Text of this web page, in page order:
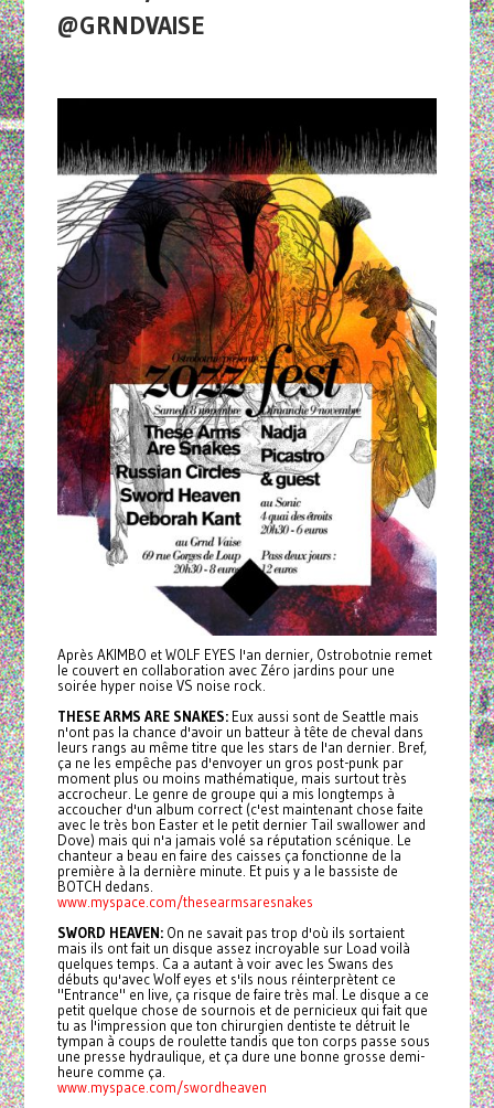
@GRNDVAISE
Après AKIMBO et WOLF EYES l'an dernier, Ostrobotnie remet
le couvert en collaboration avec Zéro jardins pour une
soirée hyper noise VS noise rock.
THESE ARMS ARE SNAKES:Eux aussi sont de Seattle mais
n'ont pas la chance d'avoir un batteur à tête de cheval dans
leurs rangs au même titre que les stars de l'an dernier. Bref,
ça ne les empêche pas d'envoyer un gros post-punk par
moment plus ou moins mathématique, mais surtout très
accrocheur. Le genre de groupe qui a mis longtemps à
accoucher d'un album correct (c'est maintenant chose faite
avec le très bon Easter et le petit dernier Tail swallower and
Dove) mais qui n'a jamais volé sa réputation scénique. Le
chanteur a beau en faire des caisses ça fonctionne de la
première à la dernière minute. Et puis y a le bassiste de
BOTCH dedans.
www.myspace.com/thesearmsaresnakes
SWORD HEAVEN:On ne savait pas trop d'où ils sortaient
mais ils ont fait un disque assez incroyable sur Load voilà
quelques temps. Ca a autant à voir avec les Swans des
débuts qu'avec Wolf eyes et s'ils nous réinterprètent ce
"Entrance" en live, ça risque de faire très mal. Le disque a ce
petit quelque chose de sournois et de pernicieux qui fait que
tu as l'impression que ton chirurgien dentiste te détruit le
tympan à coups de roulette tandis que ton corps passe sous
une presse hydraulique, et ça dure une bonne grosse demi-
heure comme ça.
www.myspace.com/swordheaven